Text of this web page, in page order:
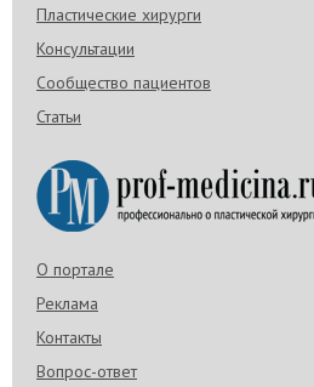
Пластические хирурги
Консультации
Сообщество пациентов
Статьи
О портале
Реклама
Контакты
Вопрос-ответ